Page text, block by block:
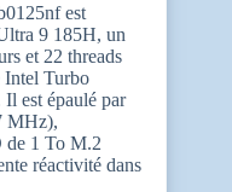
est
9 185H, un
et 22 threads
Intel Turbo
est épaulé par
MHz),
de 1 To M.2
réactivité dans